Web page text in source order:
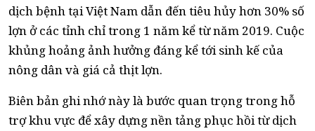
dịch bệnh tại Việt Nam dẫn đến tiêu hủy hơn 30% số
lợn ở các tỉnh chỉ trong 1 năm kể từ năm 2019. Cuộc
khủng hoảng ảnh hưởng đáng kể tới sinh kế của
nông dân và giá cả thịt lợn.
Biên bản ghi nhớ này là bước quan trọng trong hỗ
trợ khu vực để xây dựng nền tảng phục hồi từ dịch